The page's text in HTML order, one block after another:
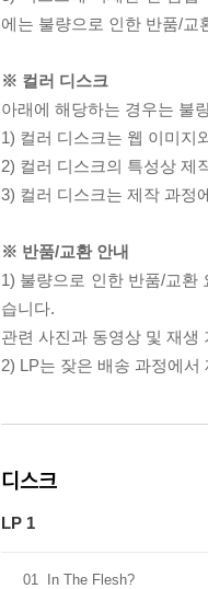
에는 불량으로 인한 반품/교
※ 컬러 디스크
아래에 해당하는 경우는 불
1) 컬러 디스크는 웹 이미지
2) 컬러 디스크의 특성상 제
3) 컬러 디스크는 제작 과정
※ 반품/교환 안내
1) 불량으로 인한 반품/교환
습니다.
관련 사진과 동영상 및 재생
2) LP는 잦은 배송 과정에
디스크
LP 1
01 In The Flesh?